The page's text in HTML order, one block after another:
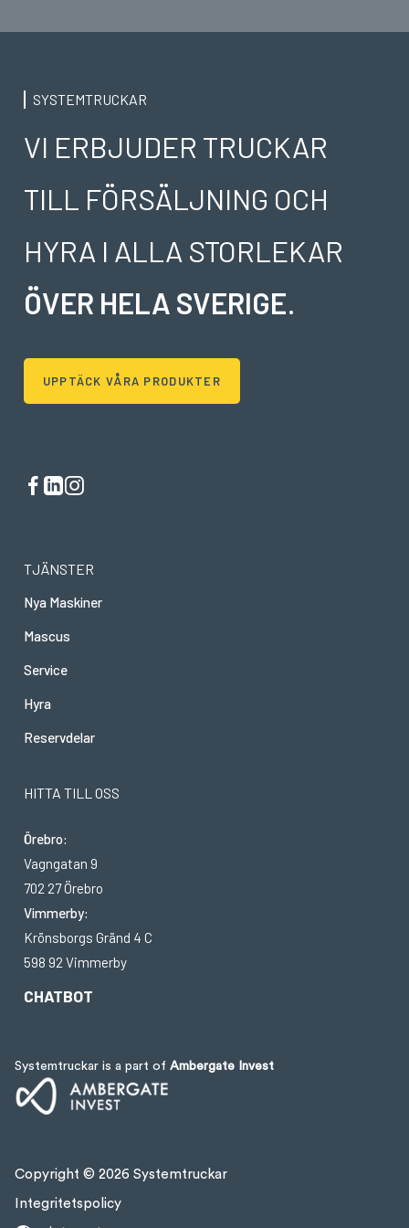
SYSTEMTRUCKAR
VI ERBJUDER TRUCKAR
TILL FÖRSÄLJNING OCH
HYRA I ALLA STORLEKAR
ÖVER HELA SVERIGE.
UPPTÄCK VÅRA PRODUKTER
TJÄNSTER
Nya Maskiner
Mascus
Service
Hyra
Reservdelar
HITTA TILL OSS
Örebro:
Vagngatan 9
702 27 Örebro
Vimmerby:
Krönsborgs Gränd 4 C
598 92 Vimmerby
CHATBOT
Copyright © 2026 Systemtruckar
Integritetspolicy
Systemtruckar is a part of Ambergate Invest